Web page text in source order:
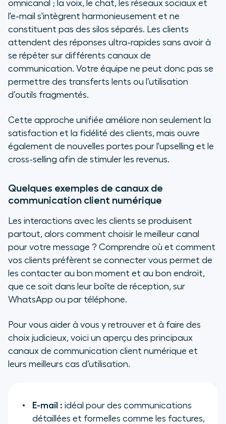
omnicanal ; la voix, le chat, les réseaux sociaux et
l'e-mail s'intègrent harmonieusement et ne
constituent pas des silos séparés. Les clients
attendent des réponses ultra-rapides sans avoir à
se répéter sur différents canaux de
communication. Votre équipe ne peut donc pas se
permettre des transferts lents ou l’utilisation
d’outils fragmentés.
Cette approche unifiée améliore non seulement la
satisfaction et la fidélité des clients, mais ouvre
également de nouvelles portes pour l'upselling et le
cross-selling afin de stimuler les revenus.
Quelques exemples de canaux de
communication client numérique
Les interactions avec les clients se produisent
partout, alors comment choisir le meilleur canal
pour votre message ? Comprendre où et comment
vos clients préfèrent se connecter vous permet de
les contacter au bon moment et au bon endroit,
que ce soit dans leur boîte de réception, sur
WhatsApp ou par téléphone.
Pour vous aider à vous y retrouver et à faire des
choix judicieux, voici un aperçu des principaux
canaux de communication client numérique et
leurs meilleurs cas d’utilisation.
E-mail : idéal pour des communications
détaillées et formelles comme les factures,